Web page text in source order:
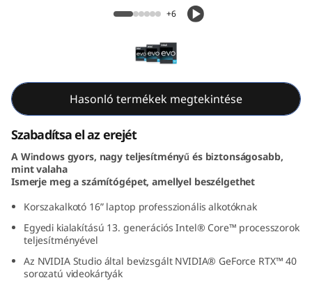
n
e
Yoga Pro 9i Gen 8 (16, Intel)
+6
Hasonló termékek megtekintése
Szabadítsa el az erejét
A Windows gyors, nagy teljesítményű és biztonságosabb,
mint valaha
Ismerje meg a számítógépet, amellyel beszélgethet
Korszakalkotó 16” laptop professzionális alkotóknak
Egyedi kialakítású 13. generációs Intel® Core™ processzorok
teljesítményével
Az NVIDIA Studio által bevizsgált NVIDIA® GeForce RTX™ 40
sorozatú videokártyák